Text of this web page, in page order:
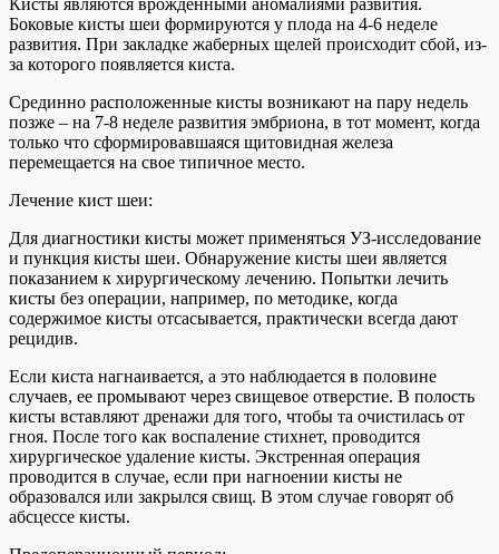
Кисты являются врожденными аномалиями развития.
Боковые кисты шеи формируются у плода на 4-6 неделе
развития. При закладке жаберных щелей происходит сбой, из-
за которого появляется киста.
Срединно расположенные кисты возникают на пару недель
позже – на 7-8 неделе развития эмбриона, в тот момент, когда
только что сформировавшаяся щитовидная железа
перемещается на свое типичное место.
Лечение кист шеи:
Для диагностики кисты может применяться УЗ-исследование
и пункция кисты шеи. Обнаружение кисты шеи является
показанием к хирургическому лечению. Попытки лечить
кисты без операции, например, по методике, когда
содержимое кисты отсасывается, практически всегда дают
рецидив.
Если киста нагнаивается, а это наблюдается в половине
случаев, ее промывают через свищевое отверстие. В полость
кисты вставляют дренажи для того, чтобы та очистилась от
гноя. После того как воспаление стихнет, проводится
хирургическое удаление кисты. Экстренная операция
проводится в случае, если при нагноении кисты не
образовался или закрылся свищ. В этом случае говорят об
абсцессе кисты.